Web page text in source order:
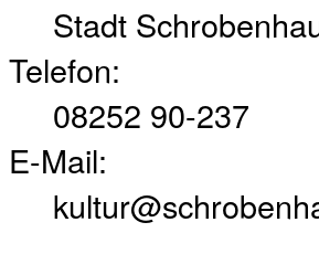
Stadt
Telefon:
08252 90-237
E-Mail: